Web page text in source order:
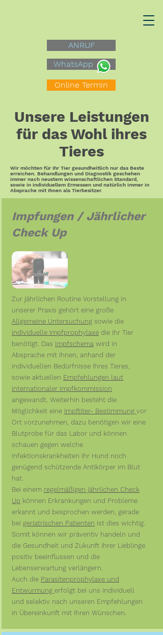
ANRUF
WhatsApp
Online Termin
Unsere Leistungen
für das Wohl ihres
Tieres
Wir möchten für Ihr Tier gesundheitlich nur das Beste
erreichen. Behandlungen und Diagnostik geschehen
immer nach neustem wissenschaftlichen Standard,
sowie in individuellem Ermessen und natürlich immer in
Absprache mit Ihnen als Tierbesitzer.
Impfungen / Jährlicher
Check Up
Zur jährlichen Routine Vorstellung in
unserer Praxis gehört eine große
Allgemeine Untersuchung sowie die
individuelle Impfprophylaxe die ihr Tier
benötigt. Das Impfschema wird in
Absprache mit Ihnen, anhand der
individuellen Bedürfnisse Ihres Tieres,
sowie aktuellen Empfehlungen laut
internationaler Impfkommission
angewandt. Weiterhin besteht die
Möglichkeit eine Impftiter- Bestimmung vor
Ort vorzunehmen, dazu benötigen wir eine
Blutprobe für das Labor und können
schauen gegen welche
Infektionskrankheiten ihr Hund noch
genügend schützende Antikörper im Blut
hat.
Bei einem regelmäßigen jährlichen Check
Up können Erkrankungen und Probleme
erkannt und besprochen werden, gerade
bei geriatrischen Patienten ist dies wichtig.
Somit können wir präventiv handeln und
die Gesundheit und Zukunft Ihrer Lieblinge
positiv beeinflussen und die
Lebenserwartung verlängern.
Auch die Parasitenprophylaxe und
Entwurmung erfolgt bei uns individuell
und selektiv nach unseren Empfehlungen
in Übereinkunft mit Ihren Wünschen.